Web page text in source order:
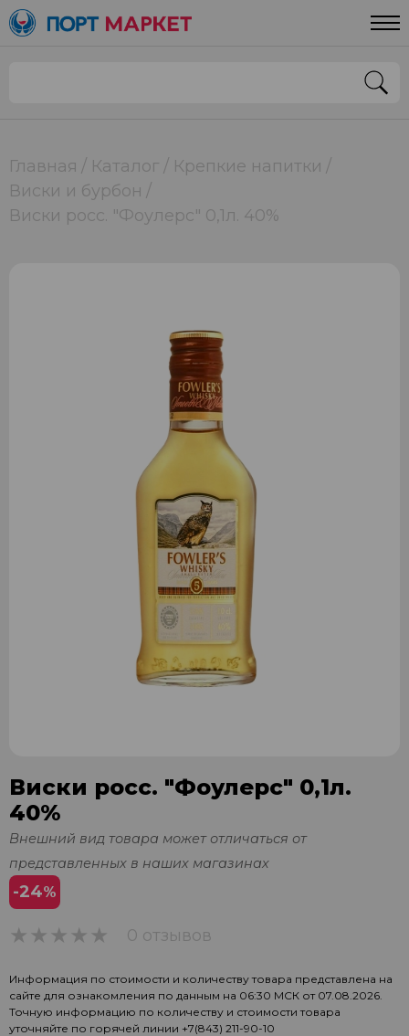
Главная Каталог
Крепкие напитки
Виски и бурбон
Виски росс. "Фоулерс" 0,1л. 40%
Виски росс. "Фоулерс" 0,1л.
40%
Внешний вид товара может отличаться от
представленных в наших магазинах
-24%
0 отзывов
Информация по стоимости и количеству товара представлена на
сайте для ознакомления по данным на 06:30 МСК от 07.08.2026.
Точную информацию по количеству и стоимости товара
уточняйте по горячей линии +7(843) 211-90-10